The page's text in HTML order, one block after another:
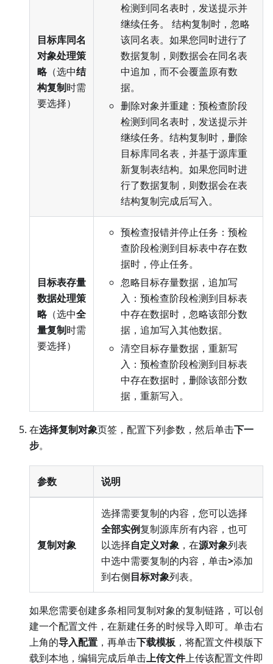
目标库同名
对象处理策
略（选中结
构复制时需
要选择）
检测到同名表时，发送提示并
继续任务。 结构复制时，忽略
该同名表。如果您同时进行了
数据复制，则数据会在同名表
中追加，而不会覆盖原有数
据。
删除对象并重建：预检查阶段
检测到同名表时，发送提示并
继续任务。结构复制时，删除
目标库同名表，并基于源库重
新复制表结构。如果您同时进
行了数据复制，则数据会在表
结构复制完成后写入。
目标表存量
数据处理策
略（选中全
量复制时需
要选择）
预检查报错并停止任务：预检
查阶段检测到目标表中存在数
据时，停止任务。
忽略目标存量数据，追加写
入：预检查阶段检测到目标表
中存在数据时，忽略该部分数
据，追加写入其他数据。
清空目标存量数据，重新写
入：预检查阶段检测到目标表
中存在数据时，删除该部分数
据，重新写入。
在选择复制对象页签，配置下列参数，然后单击下一
步。
参数 说明
复制对象
选择需要复制的内容，您可以选择
全部实例复制源库所有内容，也可
以选择自定义对象 ，在源对象列表
中选中需要复制的内容，单击>添加
到右侧目标对象列表。
如果您需要创建多条相同复制对象的复制链路，可以创
建一个配置文件，在新建任务的时候导入即可。单击右
上角的导入配置 ，再单击下载模板 ，将配置文件模版下
载到本地，编辑完成后单击上传文件上传该配置文件即